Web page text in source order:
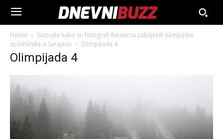
Home
Saznajte kako su fotografi Reutersa zabilježili olimpijske
spomenike u Sarajevu
Olimpijada 4
Olimpijada 4